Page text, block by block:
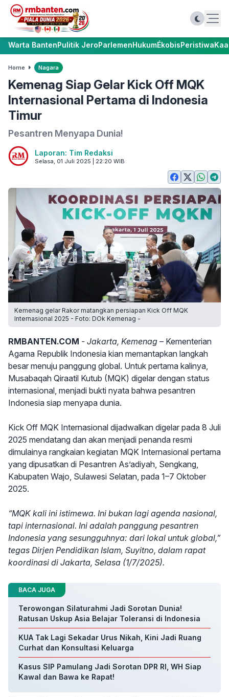
Warta BantenPulitik JeroParlemenHukumÉkobisPeristiwa
Home Nagara
Kemenag Siap Gelar Kick Off MQK
Internasional Pertama di Indonesia
Timur
Pesantren Menyapa Dunia!
Laporan: Tim Redaksi
Selasa, 01 Juli 2025 | 22:20 WIB
Kemenag gelar Rakor matangkan persiapan Kick Off MQK
Internasional 2025 - Foto: DOk Kemenag -
RMBANTEN.COM - Jakarta, Kemenag –Kementerian
Agama Republik Indonesia kian memantapkan langkah
besar menuju panggung global. Untuk pertama kalinya,
Musabaqah Qiraatil Kutub (MQK) digelar dengan status
internasional, menjadi bukti nyata bahwa pesantren
Indonesia siap menyapa dunia.
Kick Off MQK Internasional dijadwalkan digelar pada 8 Juli
2025 mendatang dan akan menjadi penanda resmi
dimulainya rangkaian kegiatan MQK Internasional pertama
yang dipusatkan di Pesantren As’adiyah, Sengkang,
Kabupaten Wajo, Sulawesi Selatan, pada 1–7 Oktober
2025.
“MQK kali ini istimewa. Ini bukan lagi agenda nasional,
tapi internasional. Ini adalah panggung pesantren
Indonesia yang sesungguhnya: dari lokal untuk global,”
tegas Dirjen Pendidikan Islam, Suyitno, dalam rapat
koordinasi di Jakarta, Selasa (1/7/2025).
BACA JUGA
Terowongan Silaturahmi Jadi Sorotan Dunia!
Ratusan Uskup Asia Belajar Toleransi di Indonesia
KUA Tak Lagi Sekadar Urus Nikah, Kini Jadi Ruang
Curhat dan Konsultasi Keluarga
Kasus SIP Pamulang Jadi Sorotan DPR RI, WH Siap
Kawal dan Bawa ke Rapat!